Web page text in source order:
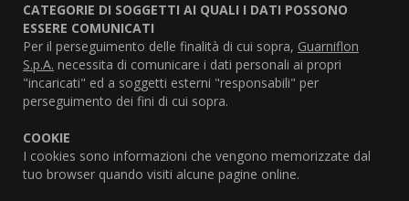
CATEGORIE DI SOGGETTI AI QUALI I DATI POSSONO
ESSERE COMUNICATI
Per il perseguimento delle finalità di cui sopra, Guarniflon
S.p.A. necessita di comunicare i dati personali ai propri
"incaricati" ed a soggetti esterni "responsabili" per
perseguimento dei fini di cui sopra.
COOKIE
I cookies sono informazioni che vengono memorizzate dal
tuo browser quando visiti alcune pagine online.